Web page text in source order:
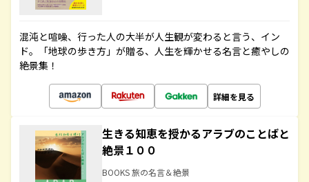
混沌と喧噪、行った人の大半が人生観が変わると言う、イン
ド。「地球の歩き方」が贈る、人生を輝かせる名言と癒やしの
絶景集！
詳細を見る
生きる知恵を授かるアラブのことばと
絶景１００
BOOKS 旅の名言＆絶景